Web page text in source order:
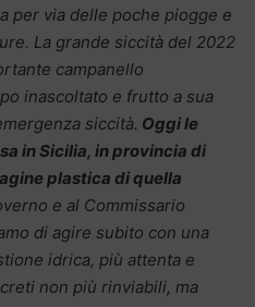
per via delle poche piogge e
La grande siccità del 2022
campanello
inascoltato e frutto a sua
siccità. Oggi le
in Sicilia, in provincia di
plastica di quella
e al Commissario
di agire subito con una
idrica, più attenta e
non più rinviabili, ma